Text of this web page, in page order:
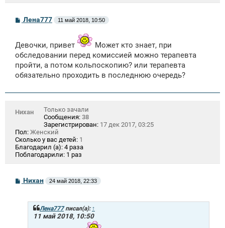
С
щ
е
и
е
Лена777 11 май 2018, 10:50
Девочки, привет
Может кто знает, при
обследовании перед комиссией можно терапевта
пройти, а потом кольпоскопию? или терапевта
обязательно проходить в последнюю очередь?
Нихан
Только зачали
Сообщения: 38
Зарегистрирован: 17 дек 2017, 03:25
Пол: Женский
Сколько у вас детей: 1
Благодарил (а): 4 раза
Поблагодарили: 1 раз
СНихан 24 май 2018, 22:33
Лена777писал(а): ↑
11 май 2018, 10:50